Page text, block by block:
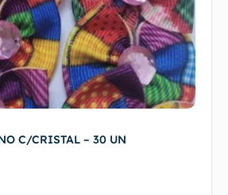
C/CRISTAL – 30 UN